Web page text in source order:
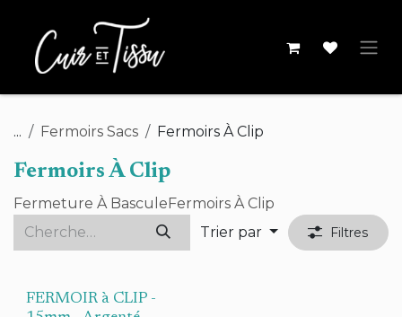
... Fermoirs Sacs Fermoirs À Clip
Fermoirs À Clip
Fermeture À BasculeFermoirs À Clip
Trier par
Filtres
FERMOIR à CLIP -